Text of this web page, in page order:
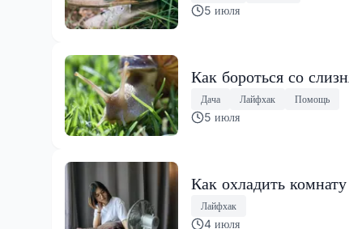
5 июля
Как бороться со
Дача Лайфхак Помощь
5 июля
Как охладить
Лайфхак
4 июля